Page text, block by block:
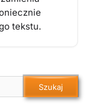
tekstu.
Szukaj